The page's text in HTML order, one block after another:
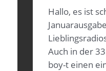
Hallo, es ist
Auch in der
boy-t einen